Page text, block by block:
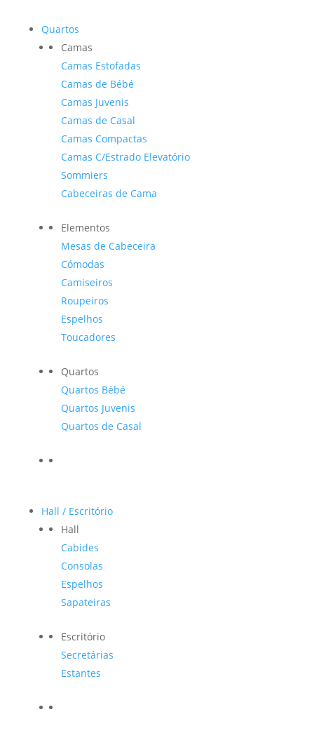
Quartos
Camas
Camas Estofadas
Camas de Bébé
Camas Juvenis
Camas de Casal
Camas Compactas
Camas C/Estrado Elevatório
Sommiers
Cabeceiras de Cama
Elementos
Mesas de Cabeceira
Cómodas
Camiseiros
Roupeiros
Espelhos
Toucadores
Quartos
Quartos Bébé
Quartos Juvenis
Quartos de Casal
Hall / Escritório
Hall
Cabides
Consolas
Espelhos
Sapateiras
Escritório
Secretárias
Estantes